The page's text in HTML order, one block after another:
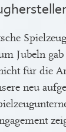
Jubeln
für die
neu